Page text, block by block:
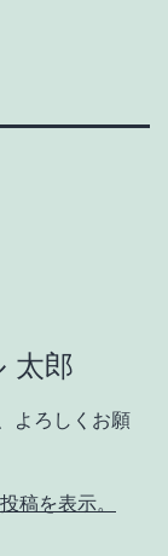
太郎
よろしくお願
稿を表示。